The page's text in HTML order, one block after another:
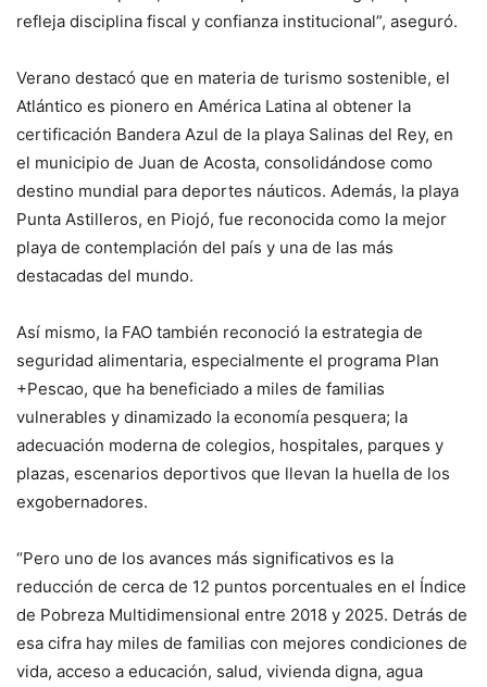
refleja disciplina fiscal y confianza institucional”, aseguró.
Verano destacó que en materia de turismo sostenible, el
Atlántico es pionero en América Latina al obtener la
certificación Bandera Azul de la playa Salinas del Rey, en
el municipio de Juan de Acosta, consolidándose como
destino mundial para deportes náuticos. Además, la playa
Punta Astilleros, en Piojó, fue reconocida como la mejor
playa de contemplación del país y una de las más
destacadas del mundo.
Así mismo, la FAO también reconoció la estrategia de
seguridad alimentaria, especialmente el programa Plan
+Pescao, que ha beneficiado a miles de familias
vulnerables y dinamizado la economía pesquera; la
adecuación moderna de colegios, hospitales, parques y
plazas, escenarios deportivos que llevan la huella de los
exgobernadores.
“Pero uno de los avances más significativos es la
reducción de cerca de 12 puntos porcentuales en el Índice
de Pobreza Multidimensional entre 2018 y 2025. Detrás de
esa cifra hay miles de familias con mejores condiciones de
vida, acceso a educación, salud, vivienda digna, agua